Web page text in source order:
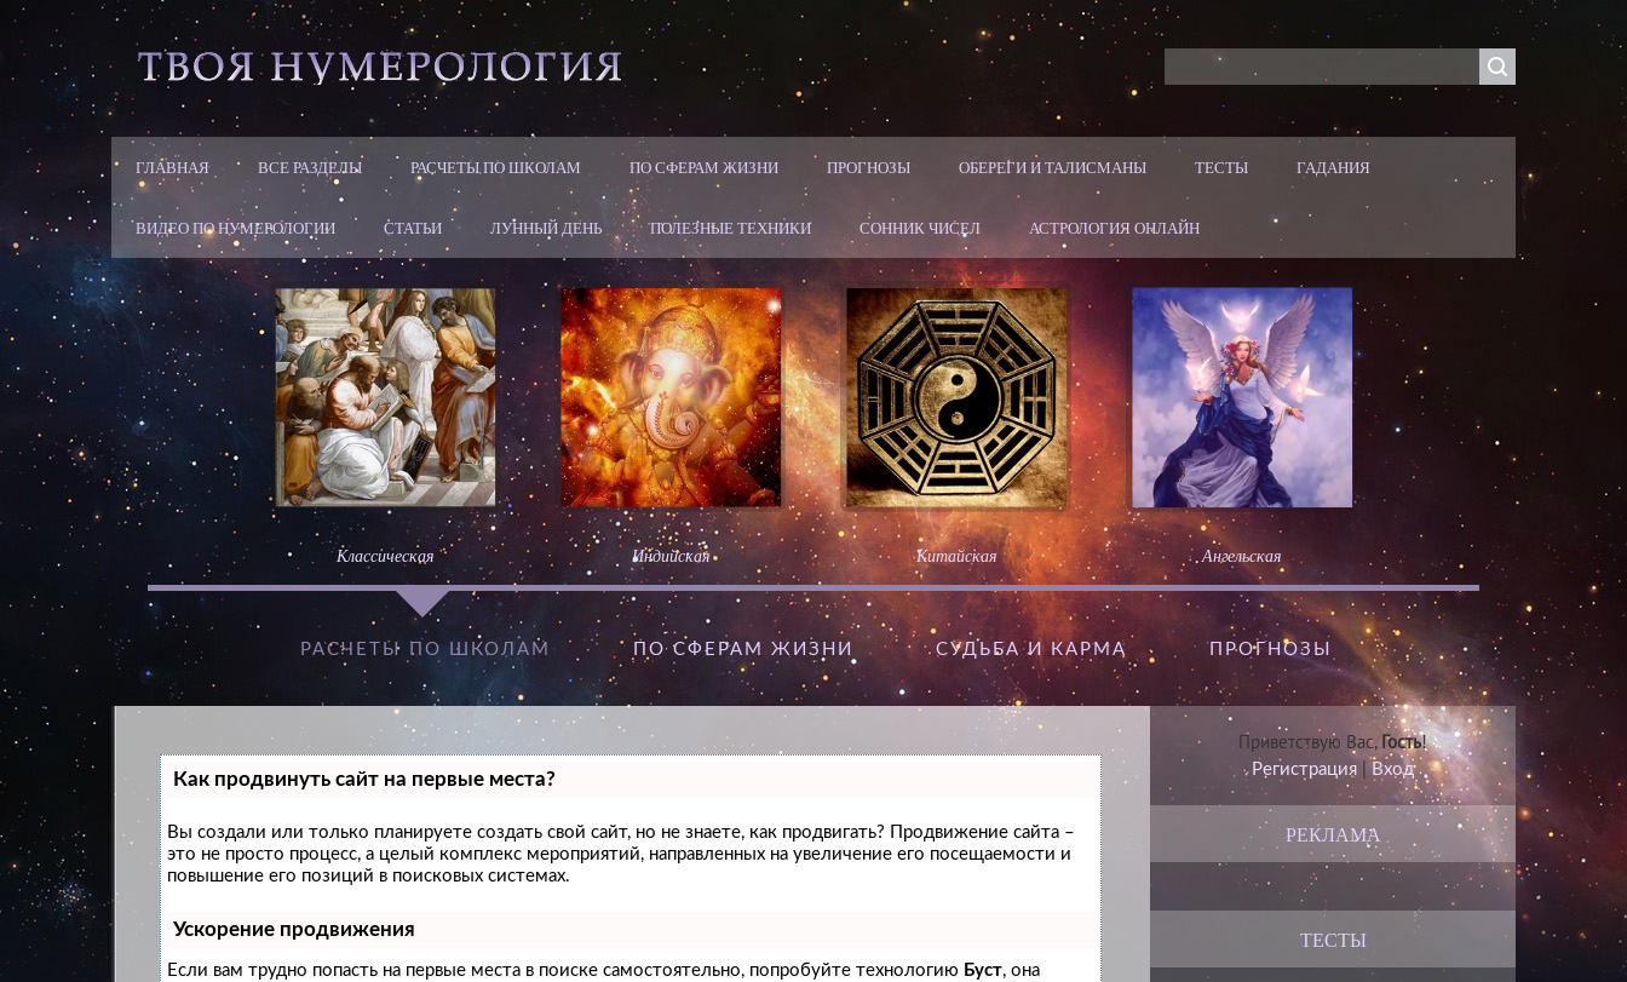
ГЛАВНАЯ ВСЕ РАЗДЕЛЫ РАСЧЕТЫ ПО ШКОЛАМ ПО СФЕРАМ ЖИЗНИ ПРОГНОЗЫ ОБЕРЕГИ И ТАЛИСМАНЫ ТЕСТЫ ГАДАНИЯ
ВИДЕО ПО НУМЕРОЛОГИИ СТАТЬИ ЛУННЫЙ ДЕНЬ ПОЛЕЗНЫЕ ТЕХНИКИ СОННИК ЧИСЕЛ АСТРОЛОГИЯ ОНЛАЙН
Классическая Индийская Китайская Ангельская
РАСЧЕТЫ ПО ШКОЛАМ ПО СФЕРАМ ЖИЗНИ CУДЬБА И КАРМА ПРОГНОЗЫ
Как продвинуть сайт на первые места?
Вы создали или только планируете создать свой сайт, но не знаете, как продвигать? Продвижение сайта –
это не просто процесс, а целый комплекс мероприятий, направленных на увеличение его посещаемости и
повышение его позиций в поисковых системах.
Ускорение продвижения
Если вам трудно попасть на первые места в поиске самостоятельно, попробуйте технологию Буст, она
Приветствую Вас, Гость!
Регистрация |Вход
РЕКЛАМА
ТЕСТЫ